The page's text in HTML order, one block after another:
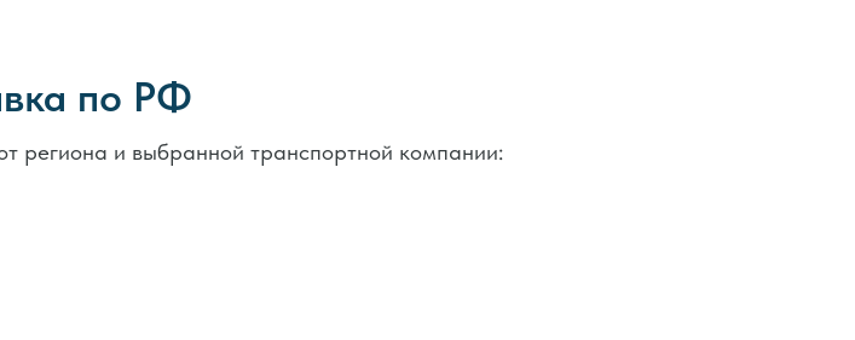
региона и выбранной транспортной компании:
по РФ